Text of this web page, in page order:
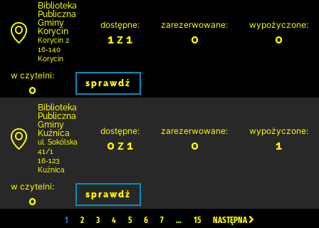
Biblioteka
Publiczna
Gminy
Korycin
Korycin 2
16-140
Korycin
dostępne:
1 z 1
zarezerwowane:
0
wypożyczone:
0
w czytelni:
0 sprawdź
Biblioteka
Publiczna
Gminy
Kuźnica
ul. Sokólska
41/1
16-123
Kuźnica
dostępne:
0 z 1
zarezerwowane:
0
wypożyczone:
1
w czytelni:
0 sprawdź
1 2 3 4 5 6 7 … 15 NASTĘPNA